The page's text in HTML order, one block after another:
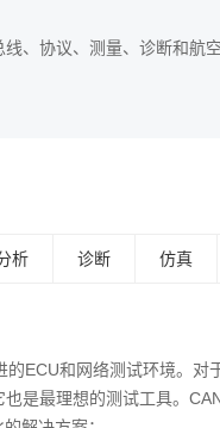
线、协议、测量、诊断和航
析 诊断 仿真
的ECU和网络测试环境。对
是最理想的测试工具。